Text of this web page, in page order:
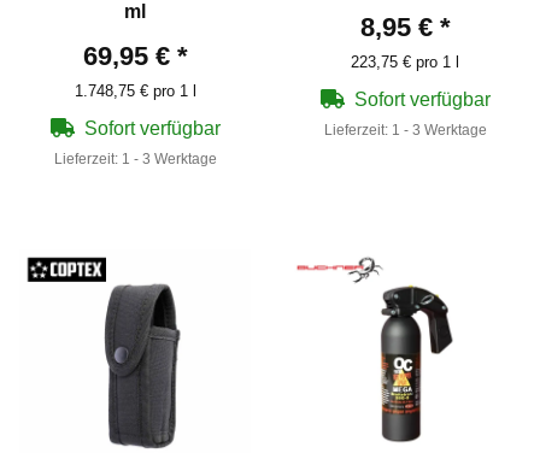
ml
69,95 € *
1.748,75 € pro 1 l
Sofort verfügbar
Lieferzeit: 1 - 3 Werktage
8,95 € *
223,75 € pro 1 l
Sofort verfügbar
Lieferzeit: 1 - 3 Werktage